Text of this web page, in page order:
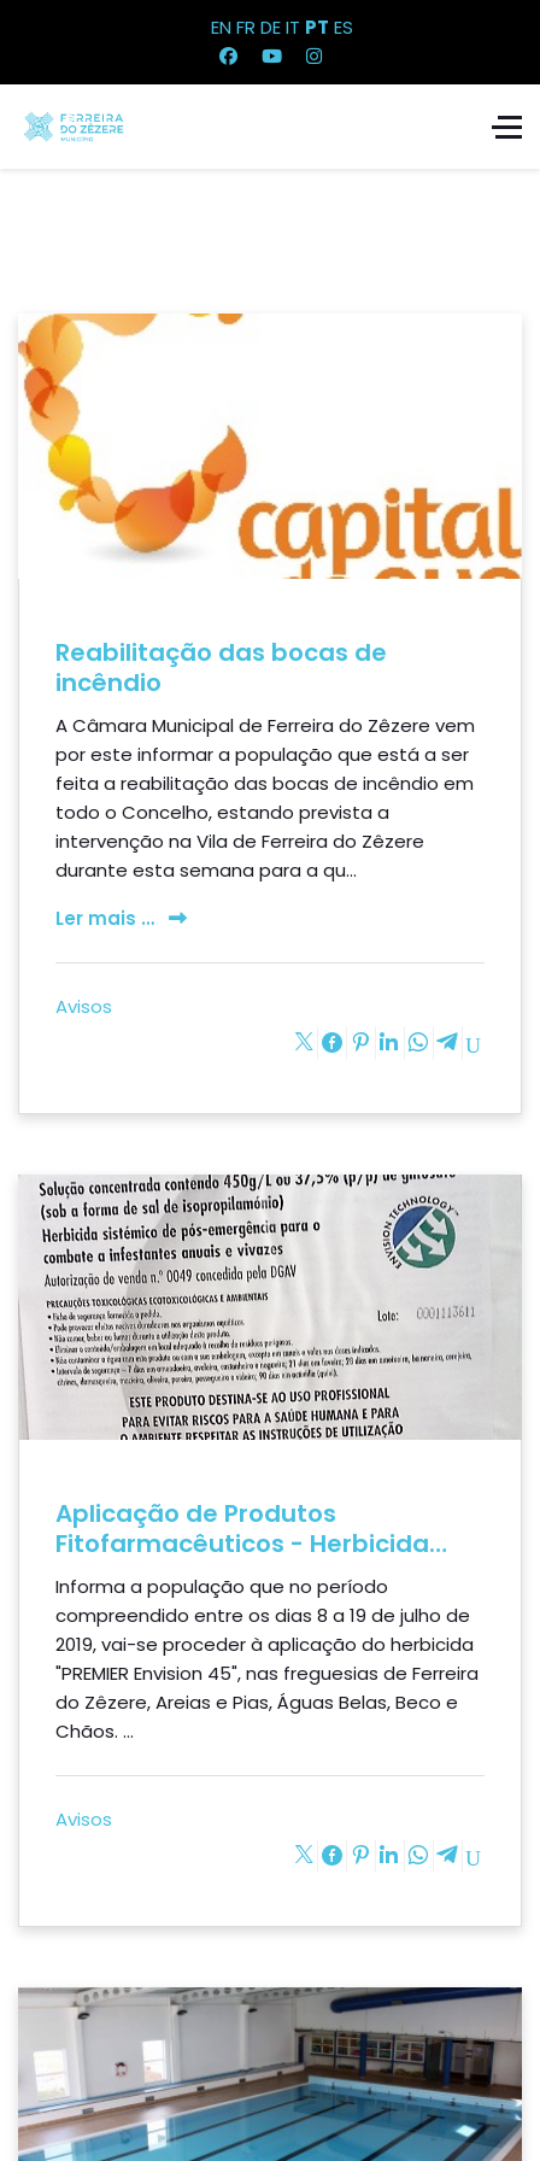
EN FR DEIT PT ES
Reabilitação das bocas de
incêndio
A Câmara Municipal de Ferreira do Zêzere vem
por este informar a população que está a ser
feita a reabilitação das bocas de incêndio em
todo o Concelho, estando prevista a
intervenção na Vila de Ferreira do Zêzere
durante esta semana para a qu...
Ler mais …
Avisos
Aplicação de Produtos
Fitofarmacêuticos - Herbicida
"PREMIER ENVISION45"
Informa a população que no período
compreendido entre os dias 8 a 19 de julho de
2019, vai-se proceder à aplicação do herbicida
"PREMIER Envision 45", nas freguesias de Ferreira
do Zêzere, Areias e Pias, Águas Belas, Beco e
Chãos. ...
Avisos